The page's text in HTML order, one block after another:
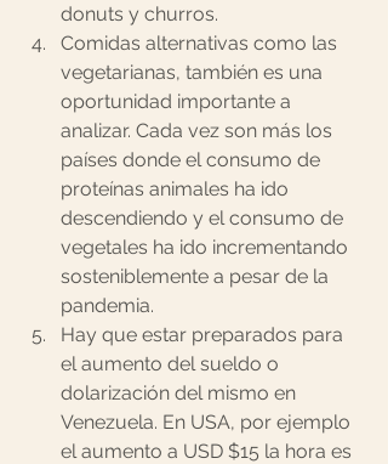
donuts y churros.
Comidas alternativas como las
vegetarianas, también es una
oportunidad importante a
analizar. Cada vez son más los
países donde el consumo de
proteínas animales ha ido
descendiendo y el consumo de
vegetales ha ido incrementando
sosteniblemente a pesar de la
pandemia.
Hay que estar preparados para
el aumento del sueldo o
dolarización del mismo en
Venezuela. En USA, por ejemplo
el aumento a USD $15 la hora es